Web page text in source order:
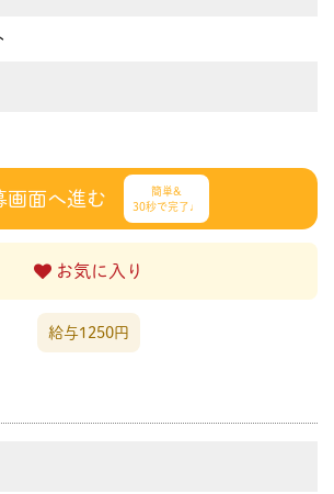
画面へ進む
簡単&
30秒で完了♩
お気に入り
給与1250円